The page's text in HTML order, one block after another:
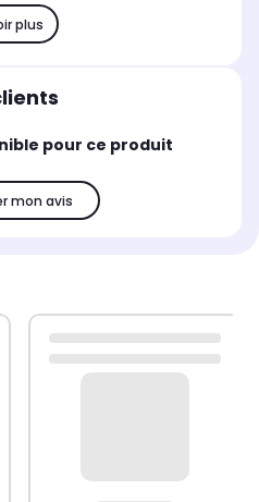
plus
pour ce produit
mon avis